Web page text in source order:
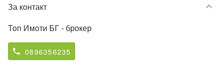
За контакт keyboard_arrow_down
Топ Имоти БГ- брокер
phone 0896356235